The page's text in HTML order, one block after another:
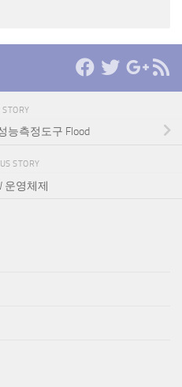
STORY
능측정도구 Flood
STORY
운영체제